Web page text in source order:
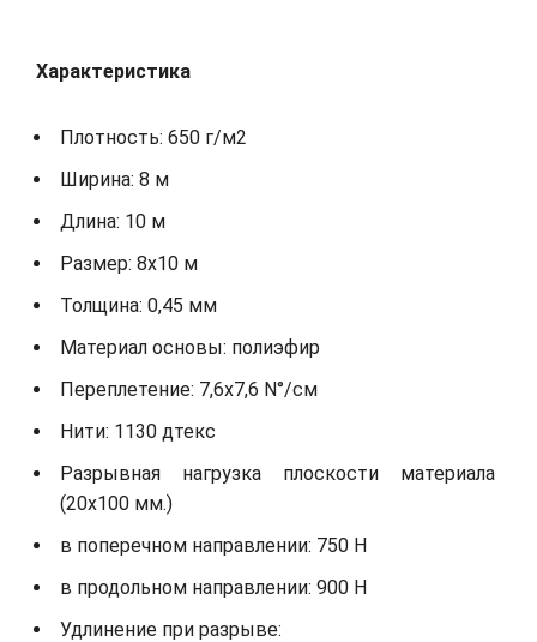
Характеристика
Плотность: 650 г/м2
Ширина: 8 м
Длина: 10 м
Размер: 8х10 м
Толщина: 0,45 мм
Материал основы: полиэфир
Переплетение: 7,6х7,6 N°/см
Нити: 1130 дтекс
Разрывная нагрузка плоскости материала
(20х100 мм.)
в поперечном направлении: 750 Н
в продольном направлении: 900 Н
Удлинение при разрыве: